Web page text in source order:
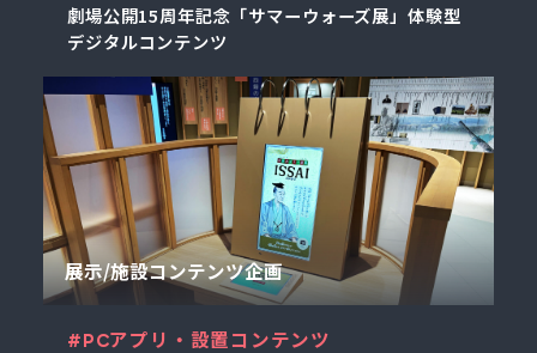
劇場公開15周年記念「サマーウォーズ展」体験型
デジタルコンテンツ
展示/施設コンテンツ企画
#PCアプリ・設置コンテンツ